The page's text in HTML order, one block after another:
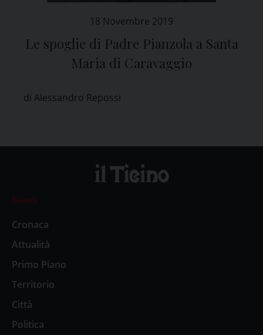
18 Novembre 2019
Le spoglie di Padre Pianzola a Santa
Maria di Caravaggio
di Alessandro Repossi
News
Cronaca
Attualità
Primo Piano
Territorio
Città
Politica